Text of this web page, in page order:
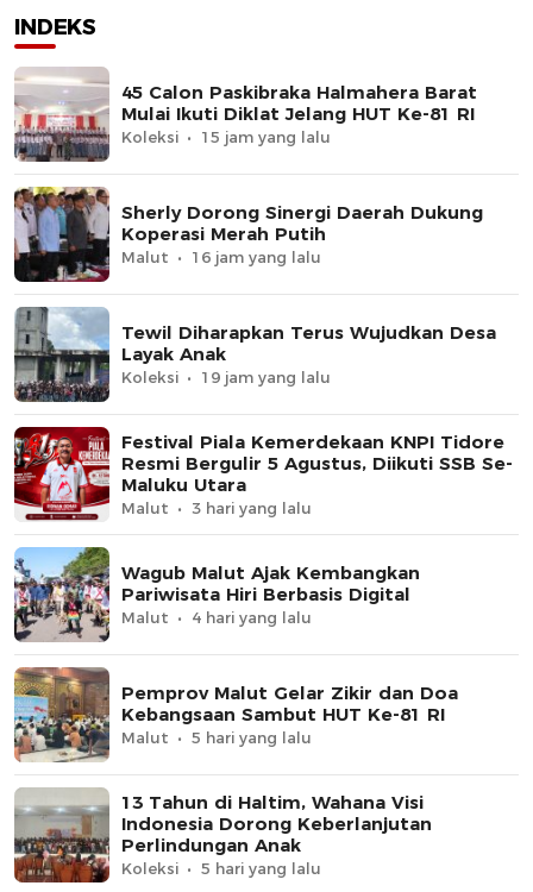
INDEKS
45 Calon Paskibraka Halmahera Barat
Mulai Ikuti Diklat Jelang HUT Ke-81 RI
Koleksi 15 jam yang lalu
Sherly Dorong Sinergi Daerah Dukung
Koperasi Merah Putih
Malut 16 jam yang lalu
Tewil Diharapkan Terus Wujudkan Desa
Layak Anak
Koleksi 19 jam yang lalu
Festival Piala Kemerdekaan KNPI Tidore
Resmi Bergulir 5 Agustus, Diikuti SSB Se-
Maluku Utara
Malut 3 hari yang lalu
Wagub Malut Ajak Kembangkan
Pariwisata Hiri Berbasis Digital
Malut 4 hari yang lalu
Pemprov Malut Gelar Zikir dan Doa
Kebangsaan Sambut HUT Ke-81 RI
Malut 5 hari yang lalu
13 Tahun di Haltim, Wahana Visi
Indonesia Dorong Keberlanjutan
Perlindungan Anak
Koleksi 5 hari yang lalu